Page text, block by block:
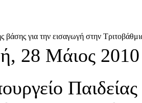
βάσης για την εισαγωγή στην
28 Μάιος